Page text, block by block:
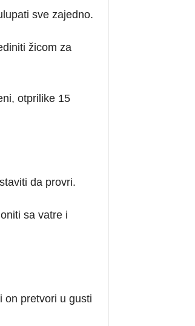
sve zajedno.
žicom za
otprilike 15
da provri.
sa vatre i
on pretvori u gusti